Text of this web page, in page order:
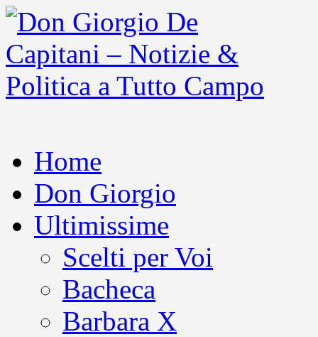
Home
Don Giorgio
Ultimissime
Scelti per Voi
Bacheca
Barbara X